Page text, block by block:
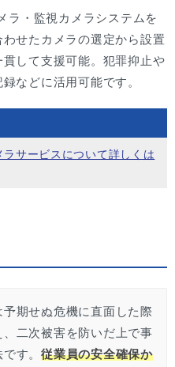
ラ・監視カメラシステムを
せたカメラの選定から設置
して支援可能。犯罪抑止や
などに活用可能です。
サービスについて詳しくは
期せぬ危機に直面した際
二次被害を防いだ上で事
す。 従業員の安全確保か